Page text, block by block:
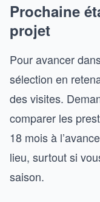
Prochaine
projet
Pour avancer
sélection en
des visites.
comparer les
18 mois à
lieu, surtout si
saison.